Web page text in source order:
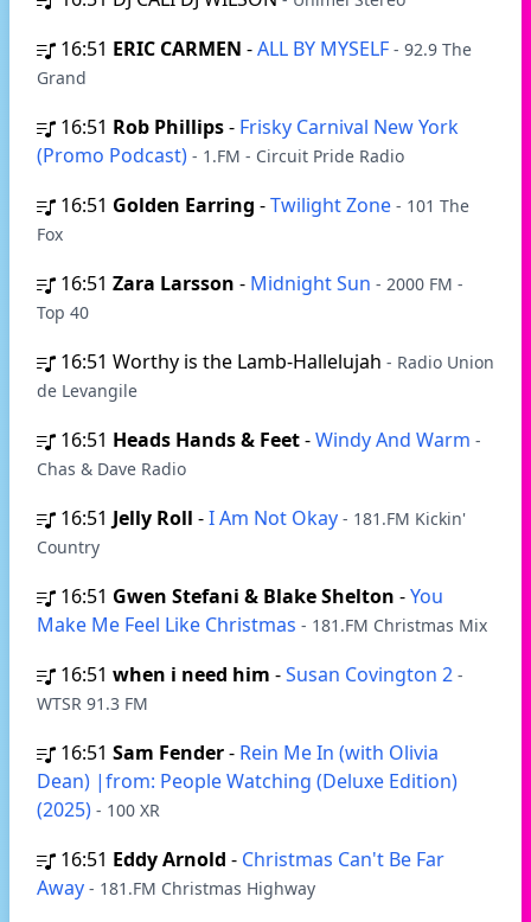
16:51 ERIC CARMEN -ALL BY MYSELF - 92.9 The
Grand
16:51 Rob Phillips- Frisky Carnival New York
(Promo Podcast) - 1.FM - Circuit Pride Radio
16:51 Golden Earring -Twilight Zone - 101 The
Fox
16:51 Zara Larsson - Midnight Sun - 2000 FM -
Top 40
16:51 Worthy is the Lamb-Hallelujah - Radio Union
de Levangile
16:51 Heads Hands & Feet-Windy And Warm -
Chas & Dave Radio
16:51 Jelly Roll -I Am Not Okay - 181.FM Kickin'
Country
16:51 Gwen Stefani & Blake Shelton -You
Make Me Feel Like Christmas - 181.FM Christmas Mix
16:51 when i need him -Susan Covington 2 -
WTSR 91.3 FM
16:51 Sam Fender- Rein Me In (with Olivia
Dean) |from: People Watching (Deluxe Edition)
(2025) - 100 XR
16:51 Eddy Arnold - Christmas Can't Be Far
Away - 181.FM Christmas Highway